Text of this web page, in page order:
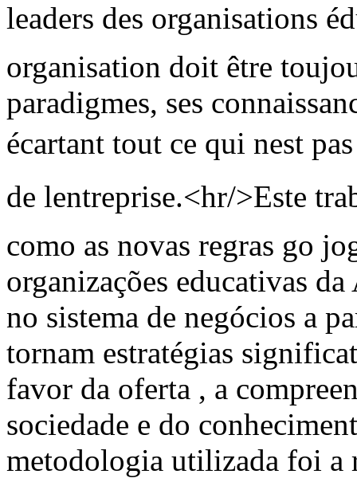
leaders des organisations
organisation doit être
paradigmes, ses
écartant tout ce qui nest
de lentreprise.<hr/>Este
como as novas regras go
organizações educativas
no sistema de negócios a
tornam estratégias
favor da oferta , a
sociedade e do
metodologia utilizada foi a